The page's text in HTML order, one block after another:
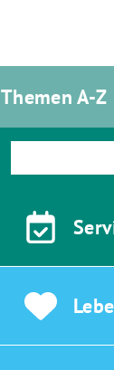
Themen A-Z